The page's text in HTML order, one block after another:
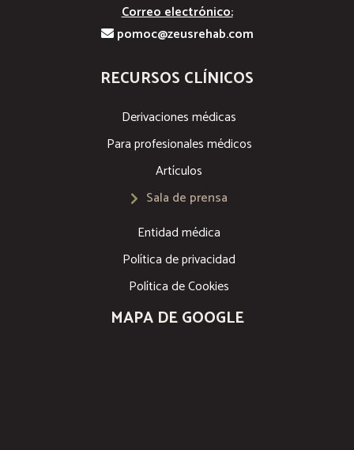
Correo electrónico:
pomoc@zeusrehab.com
RECURSOS CLÍNICOS
Derivaciones médicas
Para profesionales médicos
Artículos
Sala de prensa
Entidad médica
Política de privacidad
Política de Cookies
MAPA DE GOOGLE